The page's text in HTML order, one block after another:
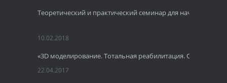
Теоретический и практический семинар для начинающих
10.02.2018
«3D моделирование. Тотальная реабилитация.
22.04.2017